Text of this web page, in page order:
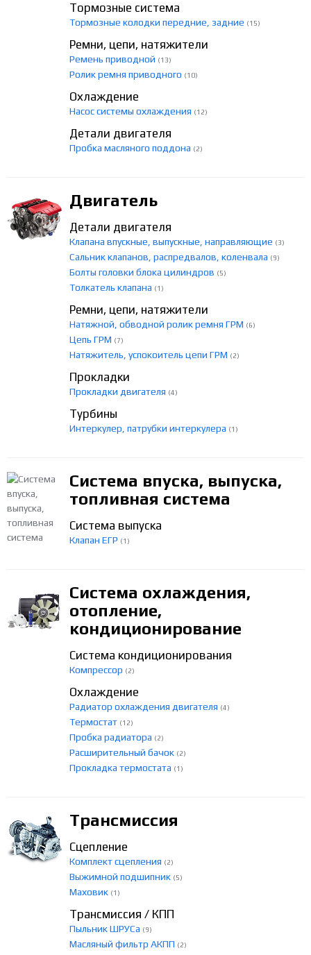
Тормозные система
Тормозные колодки передние, задние (15)
Ремни, цепи, натяжители
Ремень приводной (13)
Ролик ремня приводного (10)
Охлаждение
Насос системы охлаждения (12)
Детали двигателя
Пробка масляного поддона (2)
Двигатель
Детали двигателя
Клапана впускные, выпускные, направляющие (3)
Сальник клапанов, распредвалов, коленвала (9)
Болты головки блока цилиндров (5)
Толкатель клапана (1)
Ремни, цепи, натяжители
Натяжной, обводной ролик ремня ГРМ (6)
Цепь ГРМ (7)
Натяжитель, успокоитель цепи ГРМ (2)
Прокладки
Прокладки двигателя (4)
Турбины
Интеркулер, патрубки интеркулера (1)
Система впуска, выпуска,
топливная система
Система выпуска
Клапан ЕГР (1)
Система охлаждения,
отопление,
кондиционирование
Система кондиционирования
Компрессор (2)
Охлаждение
Радиатор охлаждения двигателя (4)
Термостат (12)
Пробка радиатора (2)
Расширительный бачок (2)
Прокладка термостата (1)
Трансмиссия
Сцепление
Комплект сцепления (2)
Выжимной подшипник (5)
Маховик (1)
Трансмиссия / КПП
Пыльник ШРУСа (9)
Масляный фильтр АКПП (2)